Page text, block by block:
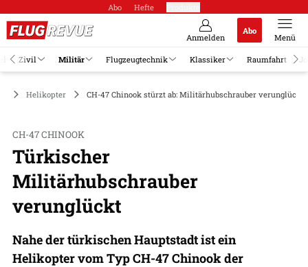
Abo Hefte
Anmelden
Abo
Menü
Zivil Militär Flugzeugtechnik Klassiker Raumfahrt
Helikopter CH-47 Chinook stürzt ab: Militärhubschrauber verunglückt
CH-47 CHINOOK
Türkischer
Militärhubschrauber
verunglückt
Nahe der türkischen Hauptstadt ist ein
Helikopter vom Typ CH-47 Chinook der